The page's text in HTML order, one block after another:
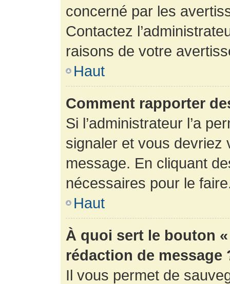
concerné par les
Contactez
raisons de votre
Haut
Comment rapporter
Si l’administrateur l’a
signaler et vous devriez
message. En cliquant
nécessaires pour le
Haut
À quoi sert le bouton
rédaction de message
Il vous permet de